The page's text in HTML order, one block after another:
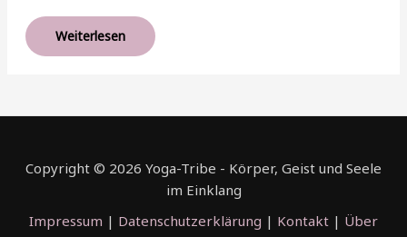
Weiterlesen
Copyright © 2026 Yoga-Tribe - Körper, Geist und Seele
im Einklang
Impressum | Datenschutzerklärung | Kontakt | Über